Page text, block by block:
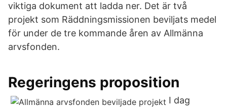
viktiga dokument att ladda ner. Det är två
projekt som Räddningsmissionen beviljats medel
för under de tre kommande åren av Allmänna
arvsfonden.
Regeringens proposition
I dag